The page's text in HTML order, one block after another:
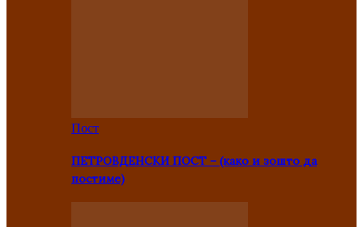
Пост
ПЕТРОВДЕНСКИ ПОСТ – (како и зошто да
постиме)